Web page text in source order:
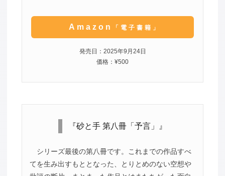
Amazon 「電子書籍」
発売日：2025年9月24日
価格：¥500
『砂と手 第八冊「予言」』
シリーズ最後の第八冊です。これまでの作品すべ
てを生み出すもととなった、とりとめのない空想や